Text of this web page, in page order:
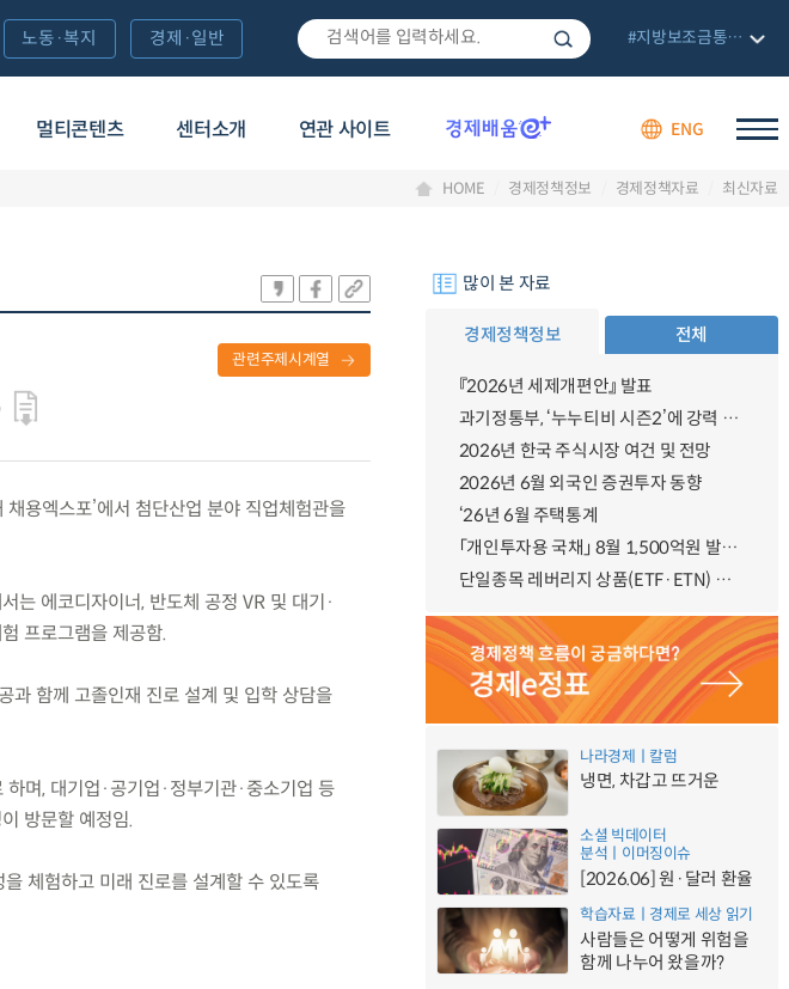
멀티콘텐츠 센터소개 연관 사이트 ENG
노동·복지 경제·일반 #지방보조금통합관리망
HOME 경제정책정보 경제정책자료 최신자료
관련주제시계열
용엑스포’에서 첨단산업 분야 직업체험관을
에코디자이너, 반도체 공정 VR 및 대기·
프로그램을 제공함.
과 함께 고졸인재 진로 설계 및 입학 상담을
며, 대기업·공기업·정부기관·중소기업 등
방문할 예정임.
체험하고 미래 진로를 설계할 수 있도록
많이 본 자료
경제정책정보 전체
『2026년 세제개편안』 발표
과기정통부, ‘누누티비 시즌2’에 강력 대응 의지 밝혀
2026년 한국 주식시장 여건 및 전망
2026년 6월 외국인 증권투자 동향
‘26년 6월 주택통계
「개인투자용 국채」 8월 1,500억원 발행 예정
단일종목 레버리지 상품(ETF·ETN) 기본예탁금 강화 조기시행 방안 안내
나라경제ㅣ칼럼
냉면, 차갑고 뜨거운
소셜 빅데이터
분석ㅣ이머징이슈
[2026.06] 원·달러 환율
학습자료ㅣ경제로 세상 읽기
사람들은 어떻게 위험을
함께 나누어 왔을까?